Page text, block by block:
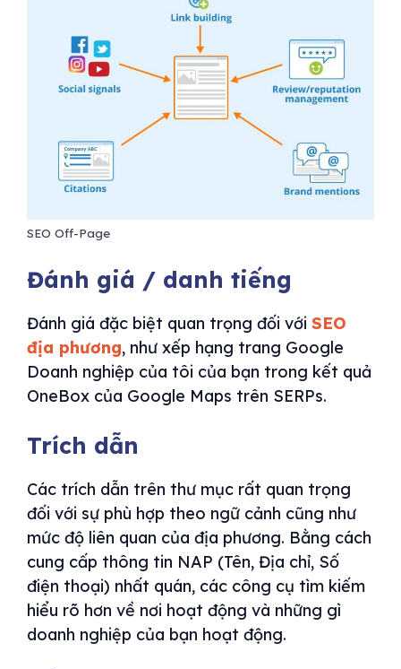
SEO Off-Page
Đánh giá / danh tiếng
Đánh giá đặc biệt quan trọng đối với SEO
địa phương, như xếp hạng trang Google
Doanh nghiệp của tôi của bạn trong kết quả
OneBox của Google Maps trên SERPs.
Trích dẫn
Các trích dẫn trên thư mục rất quan trọng
đối với sự phù hợp theo ngữ cảnh cũng như
mức độ liên quan của địa phương. Bằng cách
cung cấp thông tin NAP (Tên, Địa chỉ, Số
điện thoại) nhất quán, các công cụ tìm kiếm
hiểu rõ hơn về nơi hoạt động và những gì
doanh nghiệp của bạn hoạt động.